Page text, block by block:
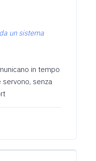
un sistema
in tempo
senza